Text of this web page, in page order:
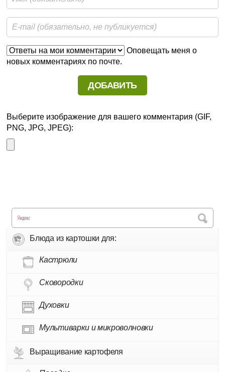
Оповещать меня о
новых комментариях по почте.
Выберите изображение для вашего комментария (GIF,
PNG, JPG, JPEG):
Блюда из картошки для:
Кастрюли
Сковородки
Духовки
Мультиварки и микроволновки
Выращивание картофеля